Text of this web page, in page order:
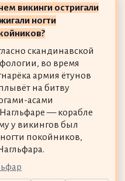
викинги остригали
ногти
скандинавской
во время
армия ётунов
на битву
асами
— корабле
у викингов был
покойников,